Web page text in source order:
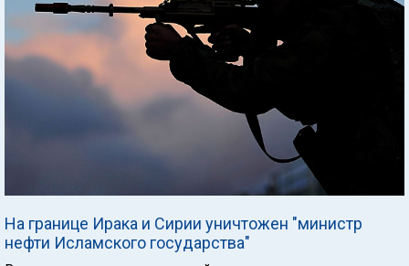
На границе Ирака и Сирии уничтожен "министр
нефти Исламского государства"